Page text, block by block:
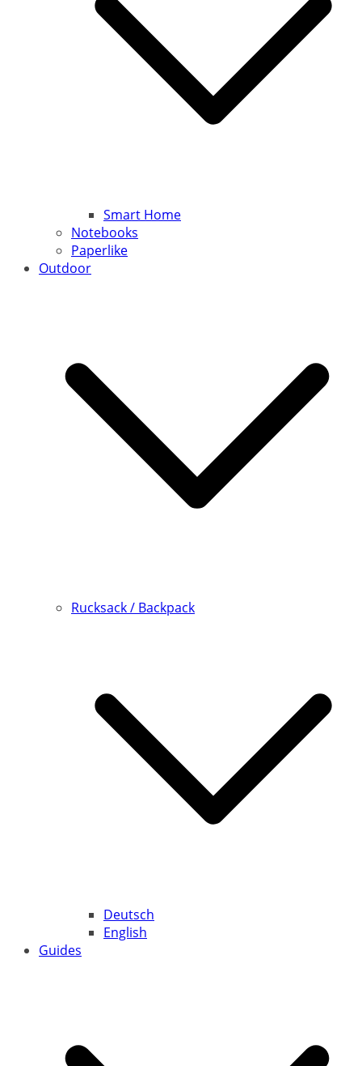
Smart Home
Notebooks
Paperlike
Outdoor
Rucksack / Backpack
Deutsch
English
Guides